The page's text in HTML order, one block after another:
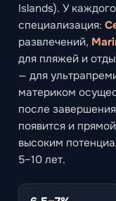
Islands). У
специализация:
развлечений,
для пляжей и
— для
материком
после
появится и
высоким
5–10 лет.